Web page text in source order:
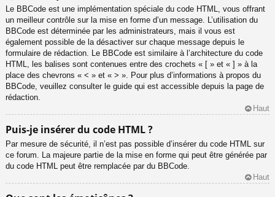
Le BBCode est une implémentation spéciale du code HTML, vous offrant
un meilleur contrôle sur la mise en forme d’un message. L’utilisation du
BBCode est déterminée par les administrateurs, mais il vous est
également possible de la désactiver sur chaque message depuis le
formulaire de rédaction. Le BBCode est similaire à l’architecture du code
HTML, les balises sont contenues entre des crochets « [ » et « ] » à la
place des chevrons « < » et « > ». Pour plus d’informations à propos du
BBCode, veuillez consulter le guide qui est accessible depuis la page de
rédaction.
Haut
Puis-je insérer du code HTML ?
Par mesure de sécurité, il n’est pas possible d’insérer du code HTML sur
ce forum. La majeure partie de la mise en forme qui peut être générée par
du code HTML peut être remplacée par du BBCode.
Haut